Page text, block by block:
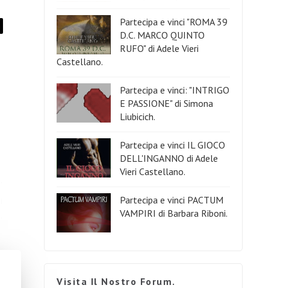
Partecipa e vinci "ROMA 39
D.C. MARCO QUINTO
RUFO" di Adele Vieri
Castellano.
Partecipa e vinci: "INTRIGO
E PASSIONE" di Simona
Liubicich.
Partecipa e vinci IL GIOCO
DELL'INGANNO di Adele
Vieri Castellano.
Partecipa e vinci PACTUM
VAMPIRI di Barbara Riboni.
Visita Il Nostro Forum.